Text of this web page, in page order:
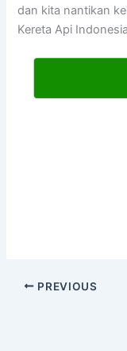
dan kita nantikan
Kereta Api
PREVIOUS